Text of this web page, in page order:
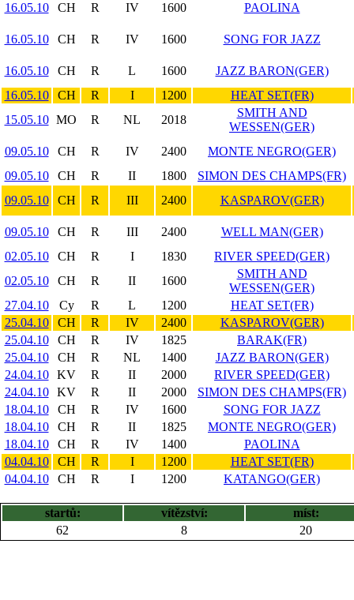
16.05.10
CH R IV 1600 PAOLINA
16.05.10 CH R IV 1600 SONG FOR JAZZ
16.05.10 CH R L 1600
JAZZ BARON(GER)
16.05.10
CH R I 1200
HEAT SET(FR)
15.05.10 MO R NL 2018
SMITH AND
WESSEN(GER)
09.05.10
CH R IV 2400
MONTE NEGRO(GER)
09.05.10
CH R II 1800
SIMON DES CHAMPS(FR)
09.05.10
CH R III 2400 KASPAROV(GER)
09.05.10 CH R III 2400
WELL MAN(GER)
02.05.10
CH R I 1830
RIVER SPEED(GER)
02.05.10
CH R II 1600
SMITH AND
WESSEN(GER)
27.04.10
Cy R L 1200
HEAT SET(FR)
25.04.10
CH R IV 2400
KASPAROV(GER)
25.04.10
CH R IV 1825
BARAK(FR)
25.04.10
CH R NL 1400
JAZZ BARON(GER)
24.04.10
KV R II 2000
RIVER SPEED(GER)
24.04.10
KV R II 2000
SIMON DES CHAMPS(FR)
18.04.10
CH R IV 1600
SONG FOR JAZZ
18.04.10
CH R II 1825
MONTE NEGRO(GER)
18.04.10
CH R IV 1400
PAOLINA
04.04.10
CH R I 1200
HEAT SET(FR)
04.04.10
CH R I 1200 KATANGO(GER)
startů: vítězství:
míst:
62
8 20